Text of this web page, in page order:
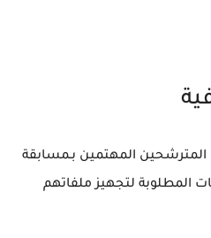
المهتمين بـمسابقة
المطلوبة لتجهيز ملفاتهم